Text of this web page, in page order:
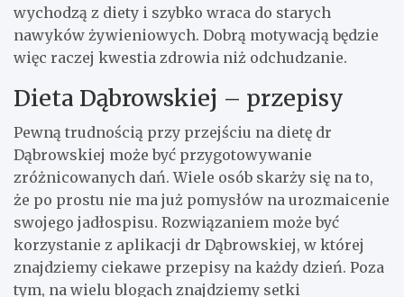
wychodzą z diety i szybko wraca do starych
nawyków żywieniowych. Dobrą motywacją będzie
więc raczej kwestia zdrowia niż odchudzanie.
Dieta Dąbrowskiej – przepisy
Pewną trudnością przy przejściu na dietę dr
Dąbrowskiej może być przygotowywanie
zróżnicowanych dań. Wiele osób skarży się na to,
że po prostu nie ma już pomysłów na urozmaicenie
swojego jadłospisu. Rozwiązaniem może być
korzystanie z aplikacji dr Dąbrowskiej, w której
znajdziemy ciekawe przepisy na każdy dzień. Poza
tym, na wielu blogach znajdziemy setki